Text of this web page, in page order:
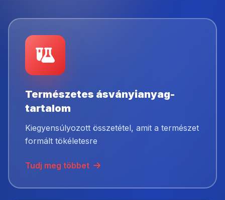
Természetes ásványianyag-
tartalom
Kiegyensúlyozott összetétel, amit a természet
formált tökéletesre
Tudj meg többet